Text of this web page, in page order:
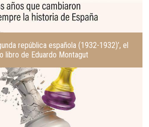
república española (1932-1932)’, el
libro de Eduardo Montagut